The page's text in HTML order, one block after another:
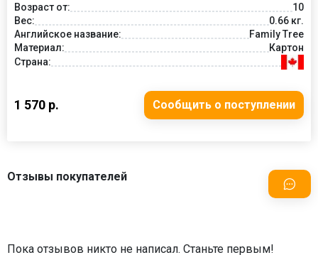
Возраст от:
10
Вес:
0.66 кг.
Английское название:
Family Tree
Материал:
Картон
Страна:
1 570 р. Сообщить о поступлении
Отзывы покупателей
Пока отзывов никто не написал. Станьте первым!